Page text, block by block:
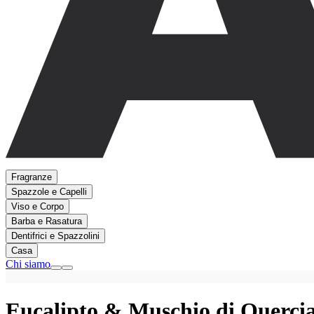
Fragranze
Spazzole e Capelli
Viso e Corpo
Barba e Rasatura
Dentifrici e Spazzolini
Casa
Chi siamo